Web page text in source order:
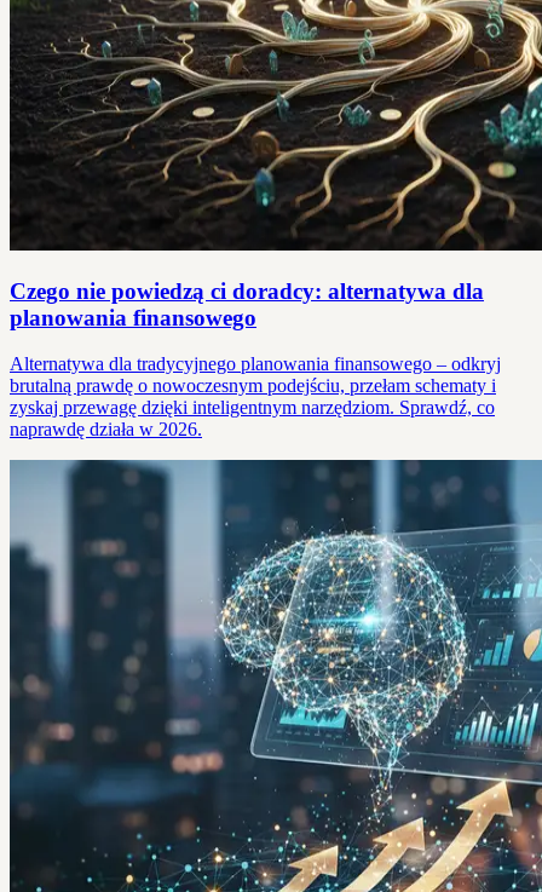
Czego nie powiedzą ci doradcy: alternatywa dla
planowania finansowego
Alternatywa dla tradycyjnego planowania finansowego – odkryj
brutalną prawdę o nowoczesnym podejściu, przełam schematy i
zyskaj przewagę dzięki inteligentnym narzędziom. Sprawdź, co
naprawdę działa w 2026.